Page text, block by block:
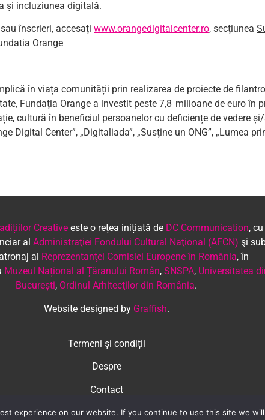
și incluziunea digitală.
înscrieri, accesați www.orangedigitalcenter.ro, secțiunea
Orange
în viața comunității prin realizarea de proiecte de
Fundația Orange a investit peste 7,8 milioane de euro în
cultură în beneficiul persoanelor cu deficiențe de vedere
Digital Center”, „Digitaliada”, „Susține un ONG”, „Lumea
Creativeeste o rețea inițiată de DC Communication, cu
al Administraţiei Fondului Cultural Naţional (AFCN) şi
al Reprezentanţei Comisiei Europene în România, în
Muzeul Național al Țăranului Român, SNSPA, Universitatea
București, Ordinul Arhitecţilor din România.
Website designed by Graffish.
Termeni și condiții
Despre
Contact
experience on our website. If you continue to use this site we